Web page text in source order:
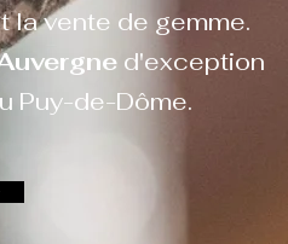
vente de gemme.
d'exception
Puy-de-Dôme.